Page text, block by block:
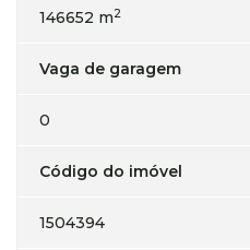
146652 m2
Vaga de garagem
0
Código do imóvel
1504394